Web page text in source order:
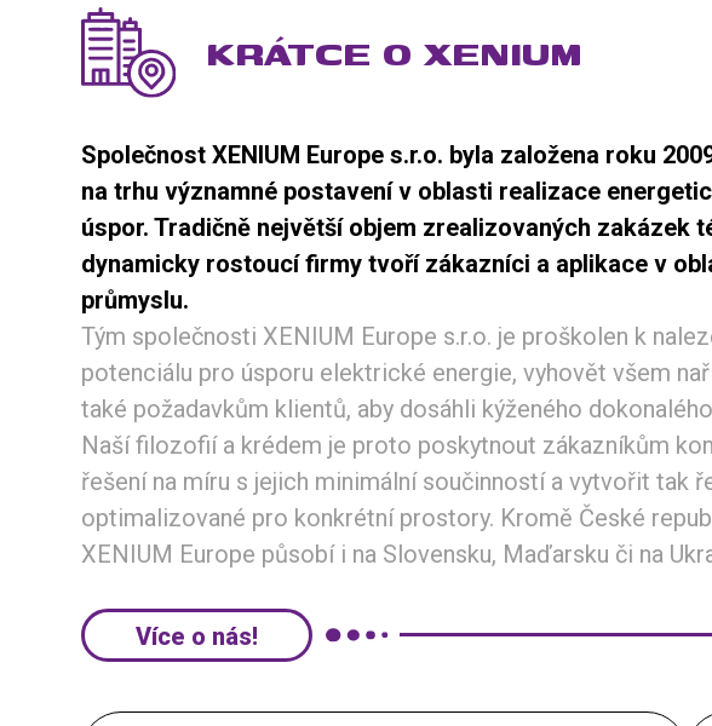
KRÁTCE O XENIUM
Společnost XENIUM Europe s.r.o. byla založena roku
na trhu významné postavení v oblasti realizace
úspor. Tradičně největší objem zrealizovaných zakázek
dynamicky rostoucí firmy tvoří zákazníci a aplikace v
průmyslu.
Tým společnosti XENIUM Europe s.r.o. je proškolen k
potenciálu pro úsporu elektrické energie, vyhovět všem
také požadavkům klientů, aby dosáhli kýženého
Naší filozofií a krédem je proto poskytnout zákazníkům
řešení na míru s jejich minimální součinností a vytvořit tak
optimalizované pro konkrétní prostory. Kromě České
XENIUM Europe působí i na Slovensku, Maďarsku či na
Více o nás!